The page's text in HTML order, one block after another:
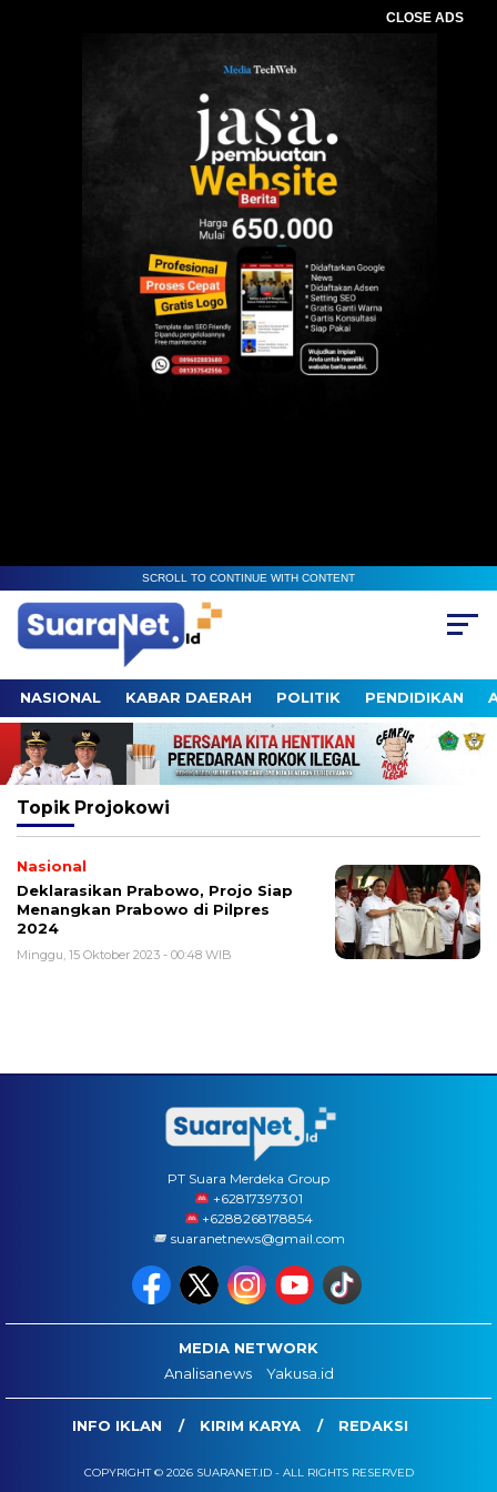
CLOSE ADS
SCROLL TO CONTINUE WITH CONTENT
NASIONAL KABAR DAERAH POLITIK PENDIDIKAN
Topik Projokowi
Nasional
Deklarasikan Prabowo, Projo Siap
Menangkan Prabowo di Pilpres
2024
Minggu, 15 Oktober 2023 - 00:48 WIB
PT Suara Merdeka Group
‪+62817397301
+6288268178854
suaranetnews@gmail.com
MEDIA NETWORK
Analisanews
Yakusa.id
INFO IKLAN KIRIM KARYA REDAKSI
COPYRIGHT © 2026 SUARANET.ID - ALL RIGHTS RESERVED